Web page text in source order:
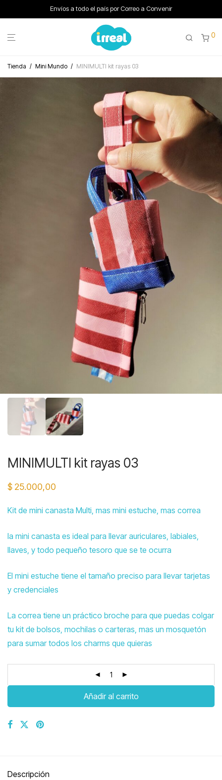
Envíos a todo el país por Correo a Convenir
0
Tienda / Mini Mundo / MINIMULTI kit rayas 03
MINIMULTI kit rayas 03
$ 25.000,00
Kit de mini canasta Multi, mas mini estuche, mas correa
la mini canasta es ideal para llevar auriculares, labiales,
llaves, y todo pequeño tesoro que se te ocurra
El mini estuche tiene el tamaño preciso para llevar tarjetas
y credenciales
La correa tiene un práctico broche para que puedas colgar
tu kit de bolsos, mochilas o carteras, mas un mosquetón
para sumar todos los charms que quieras
Añadir al carrito
Descripción